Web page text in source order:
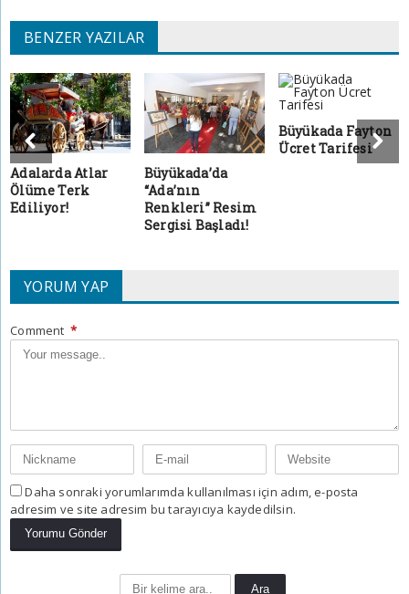
BENZER YAZILAR
Adalarda Atlar
Ölüme Terk
Ediliyor!
Büyükada’da
“Ada’nın
Renkleri” Resim
Sergisi Başladı!
Büyükada Fayton
Ücret Tarifesi
YORUM YAP
Comment *
Daha sonraki yorumlarımda kullanılması için adım, e-posta
adresim ve site adresim bu tarayıcıya kaydedilsin.